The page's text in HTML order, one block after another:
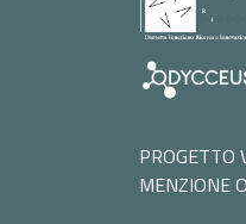
PROGETTO
MENZIONE